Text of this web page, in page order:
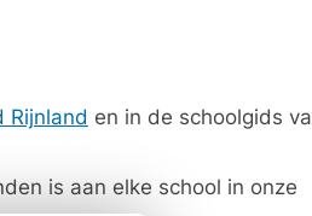
Rijnland en in de schoolgids
is aan elke school in onze